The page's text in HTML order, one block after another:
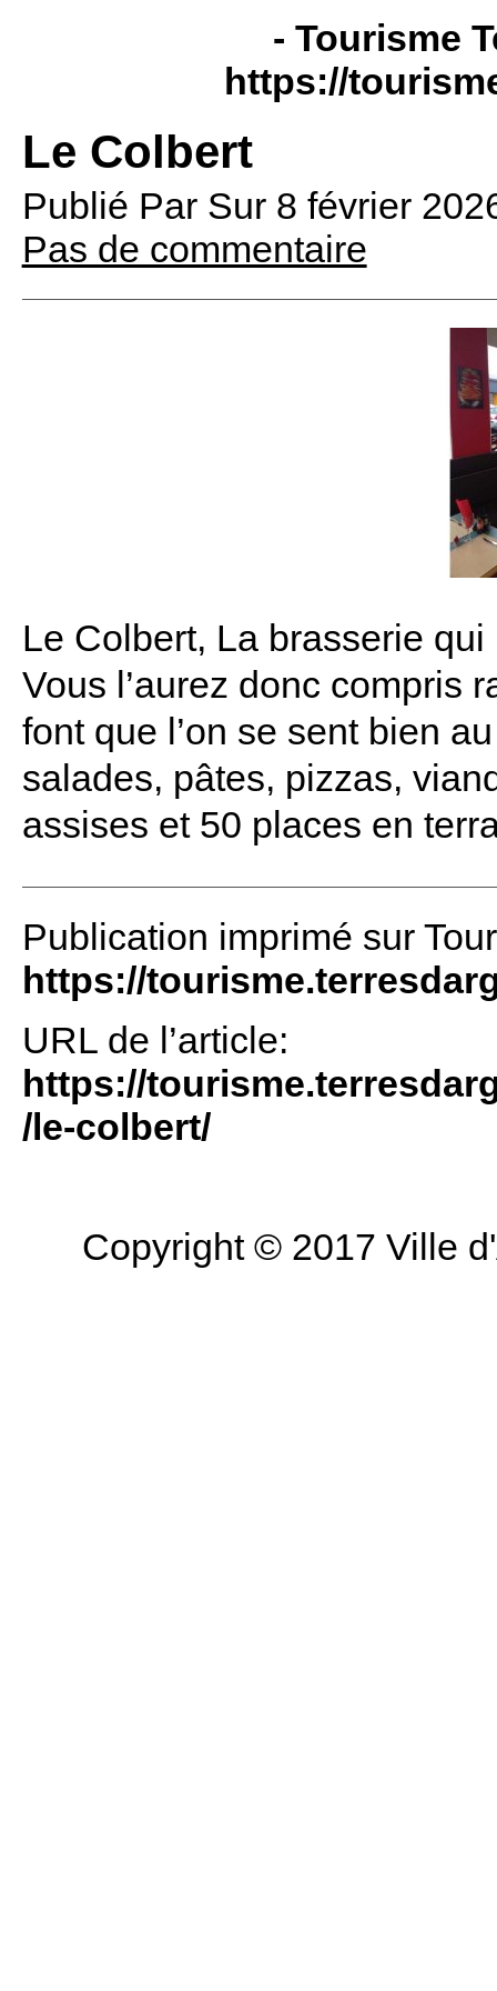
- Tourisme
https://
Le Colbert
Publié Par Sur 8 février
Pas de commentaire
Le Colbert, La brasserie
Vous l’aurez donc compris
font que l’on se sent bien
salades, pâtes, pizzas,
assises et 50 places en
Publication imprimé sur
https://
URL de l’article:
https://
/le-colbert/
Copyright © 2017 Ville